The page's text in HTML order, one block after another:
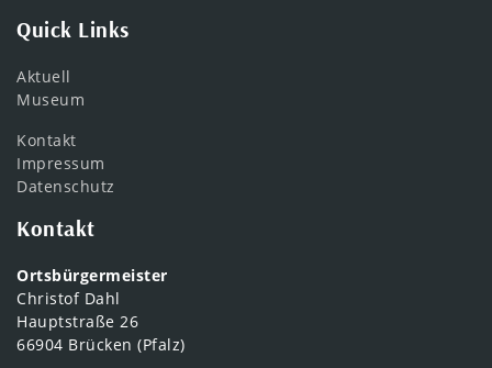
Quick Links
Aktuell
Museum
Kontakt
Impressum
Datenschutz
Kontakt
Ortsbürgermeister
Christof Dahl
Hauptstraße 26
66904 Brücken (Pfalz)